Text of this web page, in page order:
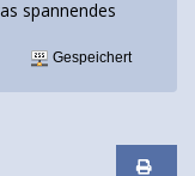
spannendes
Gespeichert